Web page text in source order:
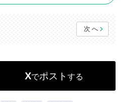
次へ
Xでポスト する